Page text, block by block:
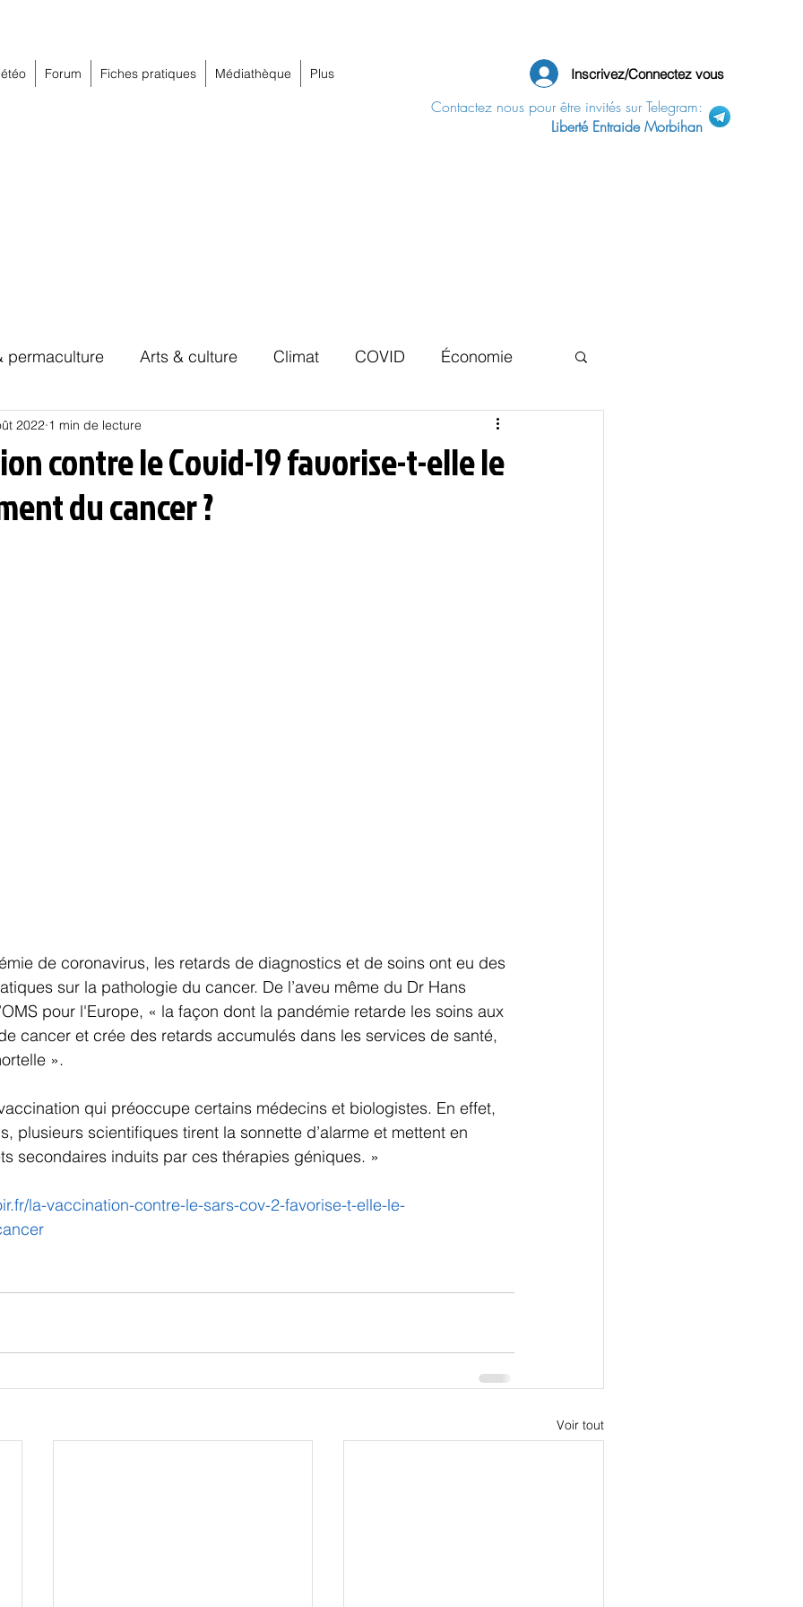
Forum Fiches pratiques Médiathèque Plus Inscrivez/Connectez vous
Contactez nous pour être invités sur Telegram:
Liberté Entraide Morbihan
permaculture Arts & culture Climat COVID Économie
Habitat Hors piste Local
Psychologie
contre le Covid-19 favorise-t-elle le
du cancer ?
2022 1 min de lecture
de coronavirus, les retards de diagnostics et de soins ont eu des
sur la pathologie du cancer. De l’aveu même du Dr Hans
pour l'Europe, « la façon dont la pandémie retarde les soins aux
cancer et crée des retards accumulés dans les services de santé,
».
qui préoccupe certains médecins et biologistes. En effet,
plusieurs scientifiques tirent la sonnette d’alarme et mettent en
secondaires induits par ces thérapies géniques. »
la-vaccination-contre-le-sars-cov-2-favorise-t-elle-le-
Voir tout